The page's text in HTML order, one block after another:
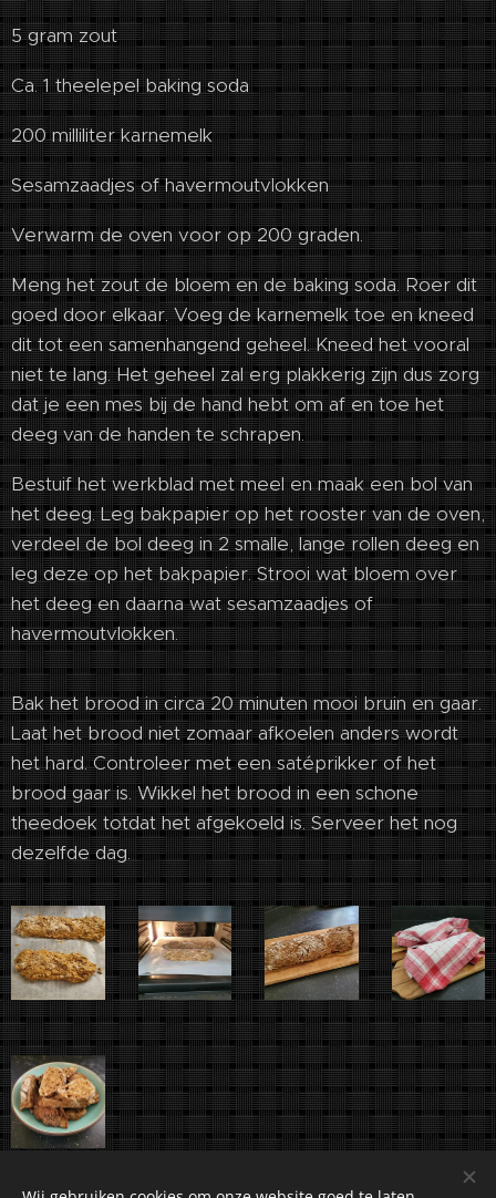
5 gram zout
Ca. 1 theelepel baking soda
200 milliliter karnemelk
Sesamzaadjes of havermoutvlokken
Verwarm de oven voor op 200 graden.
Meng het zout de bloem en de baking soda. Roer dit
goed door elkaar. Voeg de karnemelk toe en kneed
dit tot een samenhangend geheel. Kneed het vooral
niet te lang. Het geheel zal erg plakkerig zijn dus zorg
dat je een mes bij de hand hebt om af en toe het
deeg van de handen te schrapen.
Bestuif het werkblad met meel en maak een bol van
het deeg. Leg bakpapier op het rooster van de oven,
verdeel de bol deeg in 2 smalle, lange rollen deeg en
leg deze op het bakpapier. Strooi wat bloem over
het deeg en daarna wat sesamzaadjes of
havermoutvlokken.
Bak het brood in circa 20 minuten mooi bruin en gaar.
Laat het brood niet zomaar afkoelen anders wordt
het hard. Controleer met een satéprikker of het
brood gaar is. Wikkel het brood in een schone
theedoek totdat het afgekoeld is. Serveer het nog
dezelfde dag.